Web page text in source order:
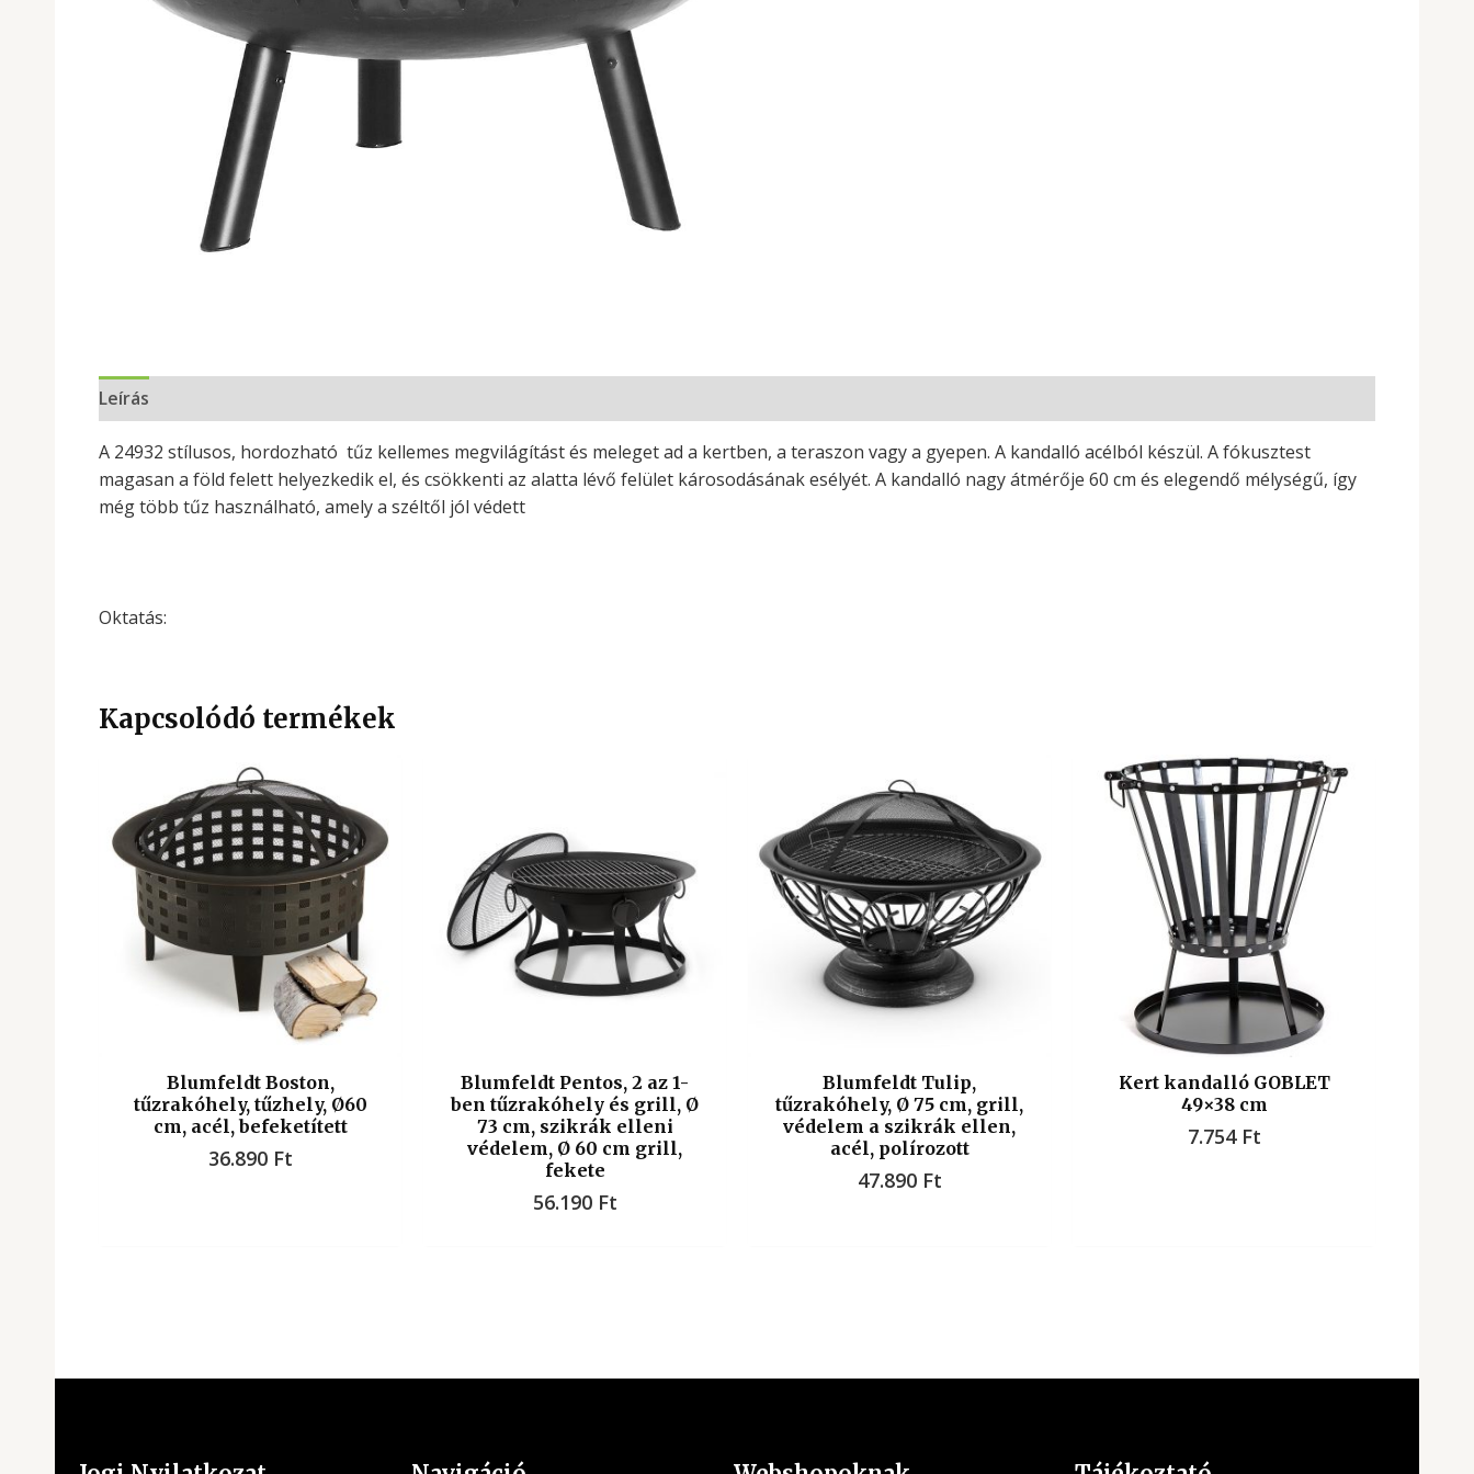
Leírás
A 24932 stílusos, hordozható tűz kellemes megvilágítást és meleget ad a kertben, a teraszon vagy a gyepen. A kandalló acélból készül. A fókusztest
magasan a föld felett helyezkedik el, és csökkenti az alatta lévő felület károsodásának esélyét. A kandalló nagy átmérője 60 cm és elegendő mélységű, így
még több tűz használható, amely a széltől jól védett
Oktatás:
Kapcsolódó termékek
Blumfeldt Boston,
tűzrakóhely, tűzhely, Ø60
cm, acél, befeketített
36.890 Ft
Blumfeldt Pentos, 2 az 1-
ben tűzrakóhely és grill, Ø
73 cm, szikrák elleni
védelem, Ø 60 cm grill,
fekete
56.190 Ft
Blumfeldt Tulip,
tűzrakóhely, Ø 75 cm, grill,
védelem a szikrák ellen,
acél, polírozott
47.890 Ft
Kert kandalló GOBLET
49×38 cm
7.754 Ft